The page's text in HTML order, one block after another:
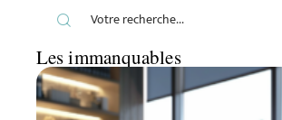
Les immanquables